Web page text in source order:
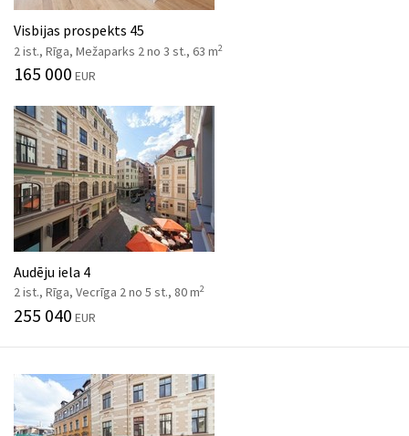
Visbijas prospekts 45
2 ist., Rīga, Mežaparks 2 no 3 st., 63 m2
165 000 EUR
Audēju iela 4
2 ist., Rīga, Vecrīga 2 no 5 st., 80 m2
255 040 EUR